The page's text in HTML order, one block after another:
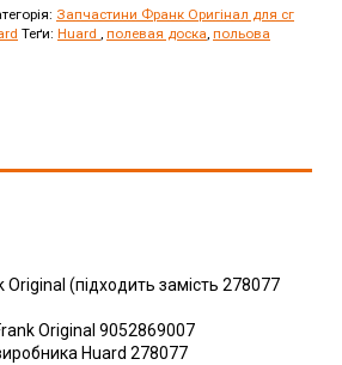
Запчастини Франк Оригінал для сг
Теґи: Huard , полевая доска, польова
(підходить замість 278077
Original 9052869007
Huard 278077